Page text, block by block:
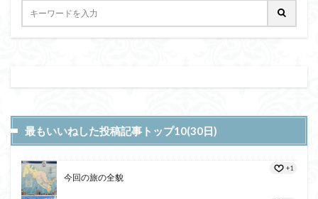
最もいいねした投稿記事トップ10(30日)
今回の旅の全貌
+1